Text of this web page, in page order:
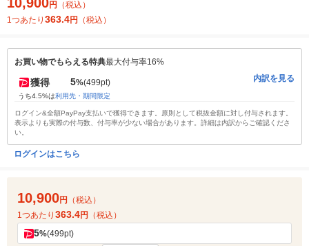
円
（税込）
1つあたり 363.4円 （税込）
お買い物でもらえる特典最大付与率16%
獲得 5%(499pt)
うち4.5%は利用先・期間限定
内訳を見る
ログイン&全額PayPay支払いで獲得できます。原則として税抜金額に対し付与されます。
表示よりも実際の付与数、付与率が少ない場合があります。詳細は内訳からご確認くださ
い。
ログインはこちら
10,900円
（税込）
1つあたり 363.4円 （税込）
5%(499pt)